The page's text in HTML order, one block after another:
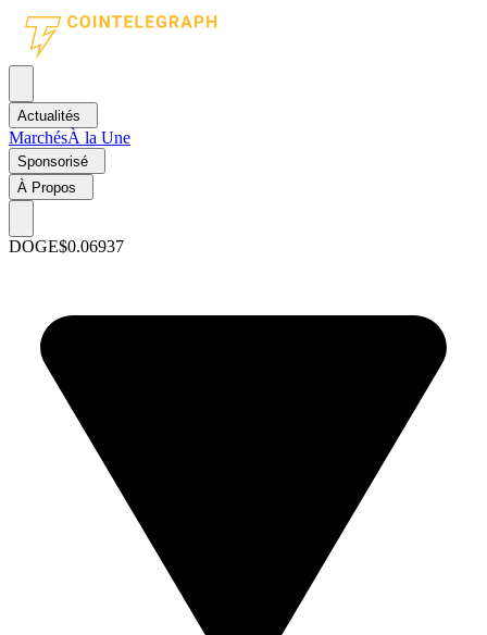
Actualités
MarchésÀ la Une
Sponsorisé
À Propos
DOGE$0.06937